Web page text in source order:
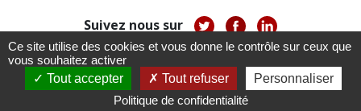
Suivez nous sur
À propos-Notice légale
CGV-CGU
Ce site utilise des cookies et vous donne le contrôle sur ceux que
vous souhaitez activer
Tout accepter
Tout refuser
Personnaliser
Politique de confidentialité